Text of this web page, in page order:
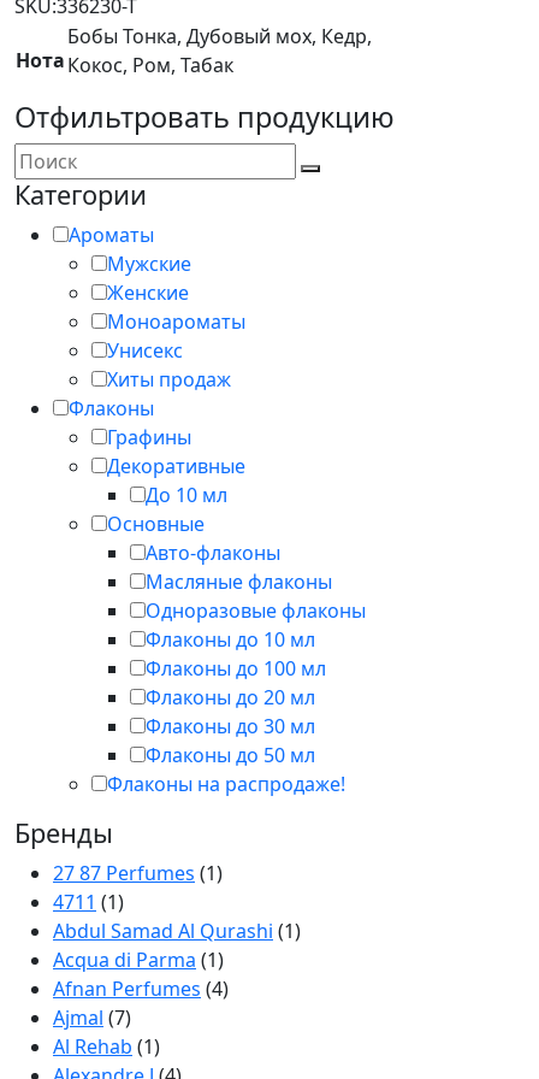
SKU:336230-T
Нота
Бобы Тонка, Дубовый мох, Кедр,
Кокос, Ром, Табак
Отфильтровать продукцию
Категории
Ароматы
Мужские
Женские
Моноароматы
Унисекс
Хиты продаж
Флаконы
Графины
Декоративные
До 10 мл
Основные
Авто-флаконы
Масляные флаконы
Одноразовые флаконы
Флаконы до 10 мл
Флаконы до 100 мл
Флаконы до 20 мл
Флаконы до 30 мл
Флаконы до 50 мл
Флаконы на распродаже!
Бренды
27 87 Perfumes (1)
4711 (1)
Abdul Samad Al Qurashi (1)
Acqua di Parma (1)
Afnan Perfumes (4)
Ajmal (7)
Al Rehab (1)